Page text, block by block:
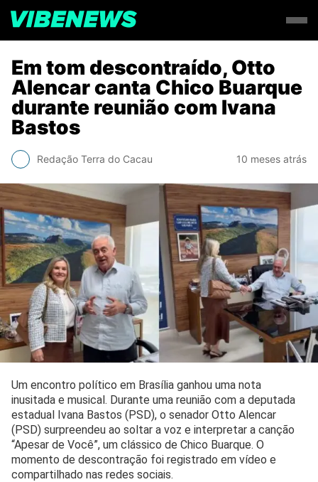
Em tom descontraído, Otto
Alencar canta Chico Buarque
durante reunião com Ivana
Bastos
Redação Terra do Cacau 10 meses atrás
Um encontro político em Brasília ganhou uma nota
inusitada e musical. Durante uma reunião com a deputada
estadual Ivana Bastos (PSD), o senador Otto Alencar
(PSD) surpreendeu ao soltar a voz e interpretar a canção
“Apesar de Você”, um clássico de Chico Buarque. O
momento de descontração foi registrado em vídeo e
compartilhado nas redes sociais.